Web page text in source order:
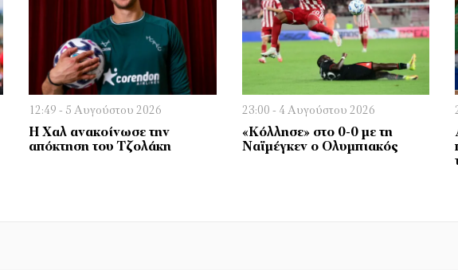
12:49 - 5 Αυγούστου 2026
Η Χαλ ανακοίνωσε την
απόκτηση του Τζολάκη
23:00 - 4 Αυγούστου 2026
«Κόλλησε» στο 0-0 με τη
Ναϊμέγκεν ο Ολυμπιακός